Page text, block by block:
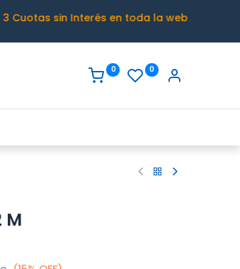
3 Cuotas sin Interés en toda la web
0 0
M